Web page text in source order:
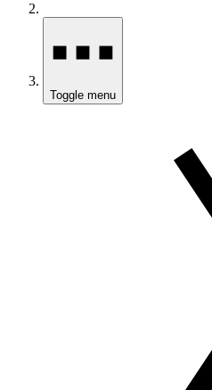
Toggle menu